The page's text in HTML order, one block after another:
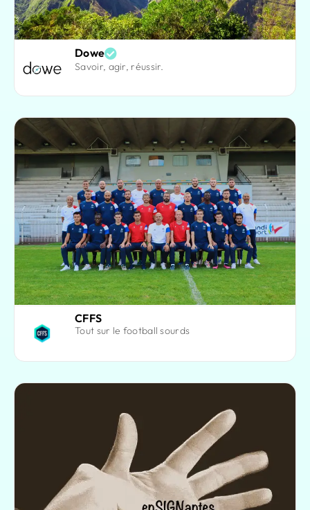
Dowe
Savoir, agir, réussir.
CFFS
Tout sur le football sourds